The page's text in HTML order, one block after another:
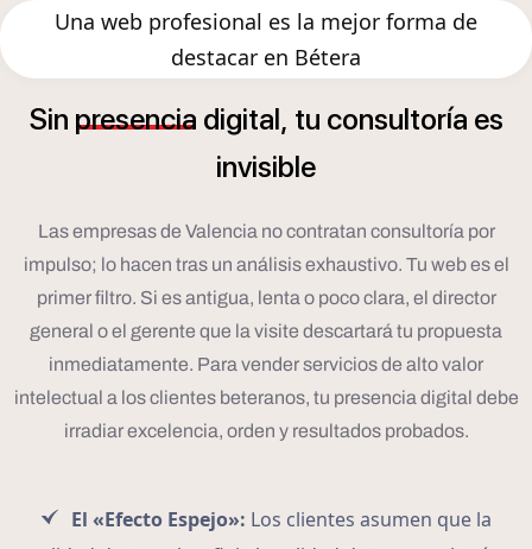
Una web profesional es la mejor forma de
destacar en Bétera
Sin presencia digital, tu consultoría es
invisible
Las empresas de Valencia no contratan consultoría por
impulso; lo hacen tras un análisis exhaustivo. Tu web es el
primer filtro. Si es antigua, lenta o poco clara, el director
general o el gerente que la visite descartará tu propuesta
inmediatamente. Para vender servicios de alto valor
intelectual a los clientes beteranos, tu presencia digital debe
irradiar excelencia, orden y resultados probados.
El «Efecto Espejo»: Los clientes asumen que la